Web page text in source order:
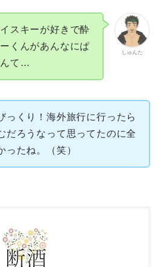
しゅんた
スキーが好きで酔
くんがあんなにぱ
んて…
っくり！海外旅行に行ったら
だろうなって思ってたのに全
ったね。（笑）